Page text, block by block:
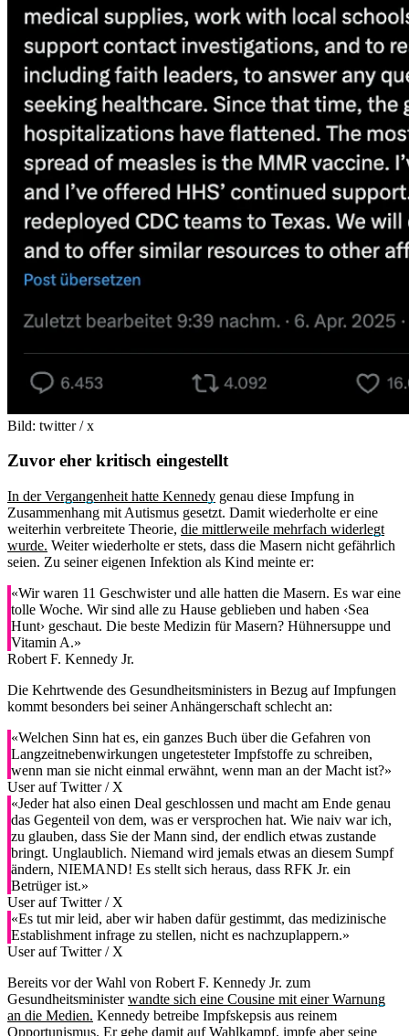
Bild: twitter / x
Zuvor eher kritisch eingestellt
In der Vergangenheit hatte Kennedy genau diese Impfung in
Zusammenhang mit Autismus gesetzt. Damit wiederholte er eine
weiterhin verbreitete Theorie, die mittlerweile mehrfach widerlegt
wurde. Weiter wiederholte er stets, dass die Masern nicht gefährlich
seien. Zu seiner eigenen Infektion als Kind meinte er:
«Wir waren 11 Geschwister und alle hatten die Masern. Es war eine
tolle Woche. Wir sind alle zu Hause geblieben und haben ‹Sea
Hunt› geschaut. Die beste Medizin für Masern? Hühnersuppe und
Vitamin A.»
Robert F. Kennedy Jr.
Die Kehrtwende des Gesundheitsministers in Bezug auf Impfungen
kommt besonders bei seiner Anhängerschaft schlecht an:
«Welchen Sinn hat es, ein ganzes Buch über die Gefahren von
Langzeitnebenwirkungen ungetesteter Impfstoffe zu schreiben,
wenn man sie nicht einmal erwähnt, wenn man an der Macht ist?»
User auf Twitter / X
«Jeder hat also einen Deal geschlossen und macht am Ende genau
das Gegenteil von dem, was er versprochen hat. Wie naiv war ich,
zu glauben, dass Sie der Mann sind, der endlich etwas zustande
bringt. Unglaublich. Niemand wird jemals etwas an diesem Sumpf
ändern, NIEMAND! Es stellt sich heraus, dass RFK Jr. ein
Betrüger ist.»
User auf Twitter / X
«Es tut mir leid, aber wir haben dafür gestimmt, das medizinische
Establishment infrage zu stellen, nicht es nachzuplappern.»
User auf Twitter / X
Bereits vor der Wahl von Robert F. Kennedy Jr. zum
Gesundheitsministerwandte sich eine Cousine mit einer Warnung
an die Medien. Kennedy betreibe Impfskepsis aus reinem
Opportunismus. Er gehe damit auf Wahlkampf, impfe aber seine